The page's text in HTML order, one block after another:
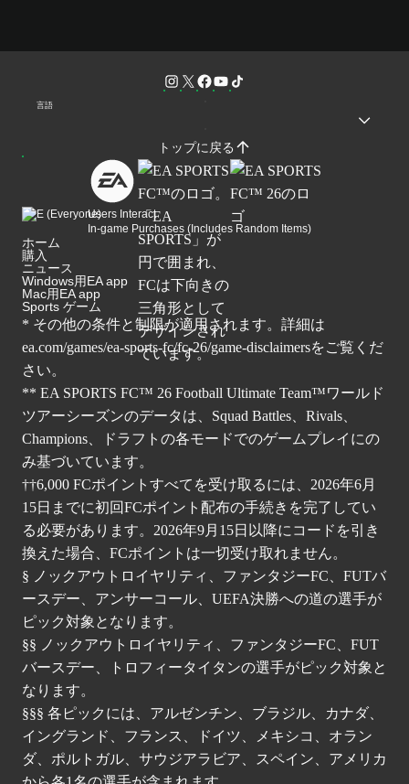
言語
トップに戻る
Users Interact
In-game Purchases (Includes Random Items)
ホーム
購入
ニュース
Windows用EA app
Mac用EA app
Sports ゲーム
* その他の条件と制限が適用されます。詳細は
ea.com/games/ea-sports-fc/fc-26/game-disclaimersをご覧くだ
さい。
** EA SPORTS FC™ 26 Football Ultimate Team™ワールド
ツアーシーズンのデータは、Squad Battles、Rivals、
Champions、ドラフトの各モードでのゲームプレイにの
み基づいています。
††6,000 FCポイントすべてを受け取るには、2026年6月
15日までに初回FCポイント配布の手続きを完了してい
る必要があります。2026年9月15日以降にコードを引き
換えた場合、FCポイントは一切受け取れません。
§ ノックアウトロイヤリティ、ファンタジーFC、FUTバ
ースデー、アンサーコール、UEFA決勝への道の選手が
ピック対象となります。
§§ ノックアウトロイヤリティ、ファンタジーFC、FUT
バースデー、トロフィータイタンの選手がピック対象と
なります。
§§§ 各ピックには、アルゼンチン、ブラジル、カナダ、
イングランド、フランス、ドイツ、メキシコ、オラン
ダ、ポルトガル、サウジアラビア、スペイン、アメリカ